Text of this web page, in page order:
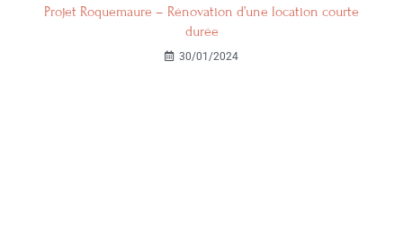
Projet Roquemaure – Rénovation d’une location courte
durée
30/01/2024